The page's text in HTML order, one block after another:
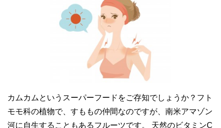
カムカムというスーパーフードをご存知でしょうか？フト
モモ科の植物で、すももの仲間なのですが、南米アマゾン
河に自生することもあるフルーツです。 天然のビタミンC